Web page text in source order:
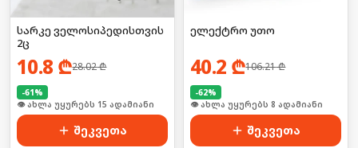
სარკე ველოსიპედისთვის
2ც
10.8 ₾28.02₾
-61%
🛒 ბოლო 24სთ-ში იყიდა 19-მა
შეკვეთა
ელექტრო უთო
40.2 ₾106.21₾
-62%
👁 ახლა უყურებს 8 ადამიანი
შეკვეთა